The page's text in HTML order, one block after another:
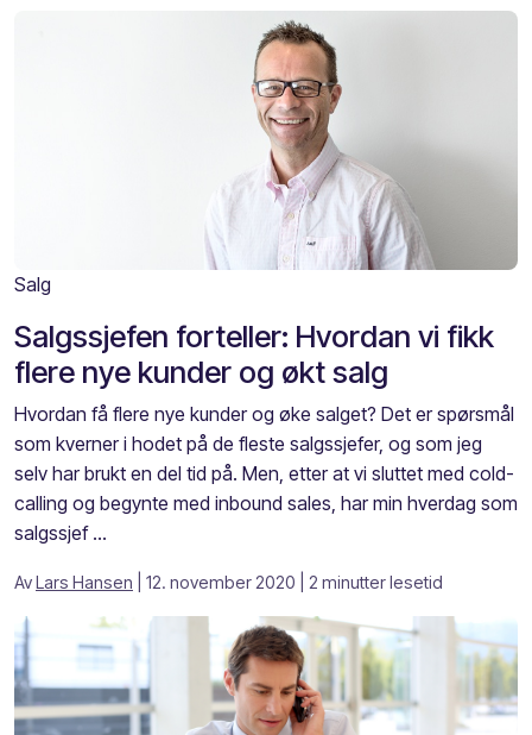
Salg
Salgssjefen forteller: Hvordan vi fikk
flere nye kunder og økt salg
Hvordan få flere nye kunder og øke salget? Det er spørsmål
som kverner i hodet på de fleste salgssjefer, og som jeg
selv har brukt en del tid på. Men, etter at vi sluttet med cold-
calling og begynte med inbound sales, har min hverdag som
salgssjef ...
AvLars Hansen | 12. november 2020 | 2 minutter lesetid